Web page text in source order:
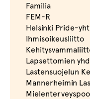
Familia
FEM-R
Helsinki Pride-
Ihmisoikeusliitto
Lapsettomien
Lastensuojelun
Mannerheimin